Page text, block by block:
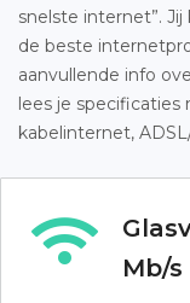
snelste internet”.
de beste
aanvullende info
lees je
kabelinternet,
Mb/s